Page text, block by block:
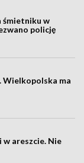
śmietniku w
policję
Wielkopolska ma
areszcie. Nie